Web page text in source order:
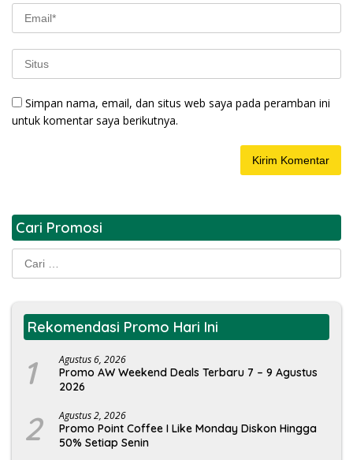
Simpan nama, email, dan situs web saya pada peramban ini
untuk komentar saya berikutnya.
Cari Promosi
Cari
untuk:
Rekomendasi Promo Hari Ini
1 Agustus 6, 2026
Promo AW Weekend Deals Terbaru 7 – 9 Agustus
2026
2 Agustus 2, 2026
Promo Point Coffee I Like Monday Diskon Hingga
50% Setiap Senin